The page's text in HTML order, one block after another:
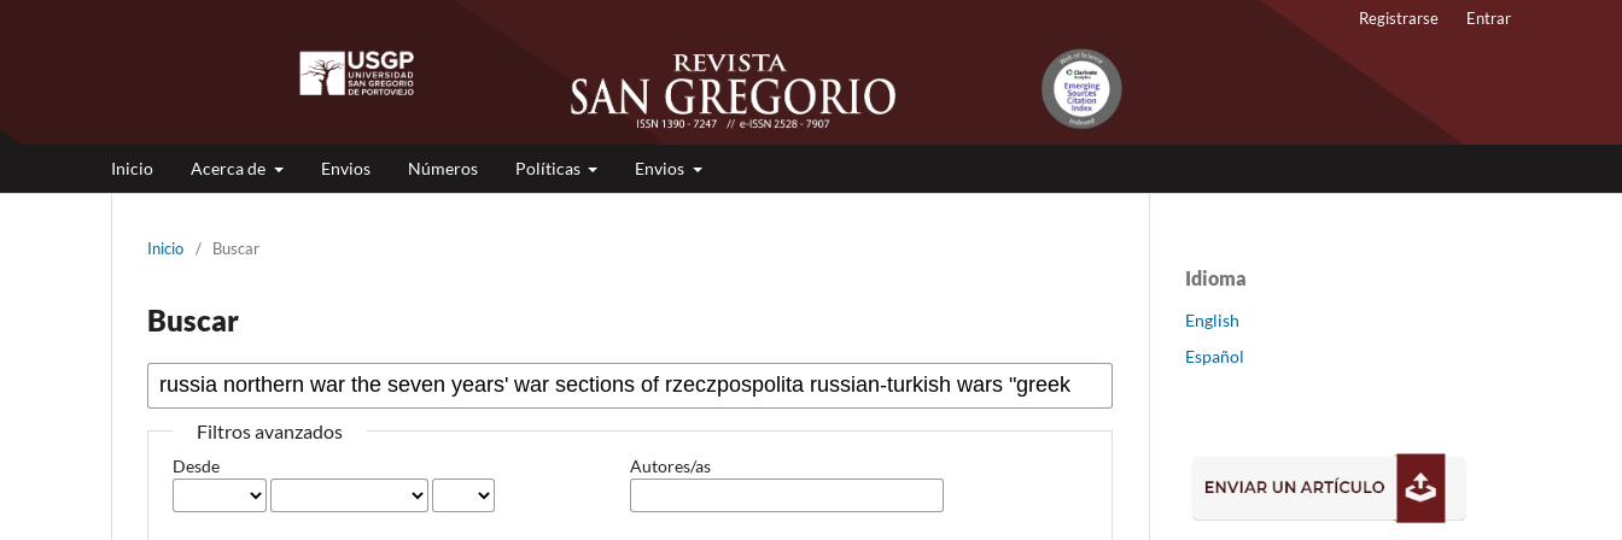
Inicio Acerca de Envios Números Políticas Envios
Registrarse Entrar
Inicio / Buscar
Buscar
Filtros avanzados
Desde Autores/as
Idioma
English
Español